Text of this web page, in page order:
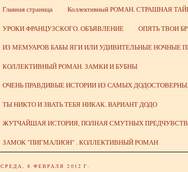
Главная страница Коллективный РОМАН. СТРАШНАЯ
УРОКИ ФРАНЦУЗСКОГО. ОБЪЯВЛЕНИЕ ОПЯТЬ ТВОИ
ИЗ МЕМУАРОВ БАБЫ ЯГИ ИЛИ УДИВИТЕЛЬНЫЕ НОЧНЫЕ
КОЛЛЕКТИВНЫЙ РОМАН. ЗАМКИ И БУБНЫ
ОЧЕНЬ ПРАВДИВЫЕ ИСТОРИИ ИЗ САМЫХ
ТЫ НИКТО И ЗВАТЬ ТЕБЯ НИКАК. ВАРИАНТ ДОДО
ЖУТЧАЙШАЯ ИСТОРИЯ, ПОЛНАЯ СМУТНЫХ
ЗАМОК "ПИГМАЛИОН" . КОЛЛЕКТИВНЫЙ РОМАН
СРЕДА, 8 ФЕВРАЛЯ 2012 Г.